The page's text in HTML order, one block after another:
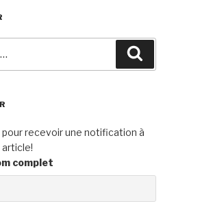
recevoir une notification à
complet